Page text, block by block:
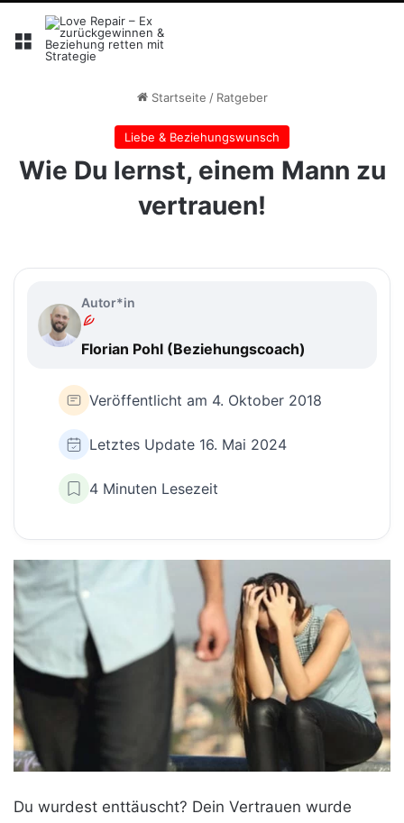
Menü
Startseite / Ratgeber
Liebe & Beziehungswunsch
Wie Du lernst, einem Mann zu
vertrauen!
Autor*in
Florian Pohl (Beziehungscoach)
Veröffentlicht am 4. Oktober 2018
Letztes Update 16. Mai 2024
4 Minuten Lesezeit
Du wurdest enttäuscht? Dein Vertrauen wurde